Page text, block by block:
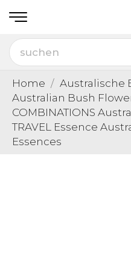
Home
Australische
Australian Bush
COMBINATIONS
TRAVEL Essence
Essences